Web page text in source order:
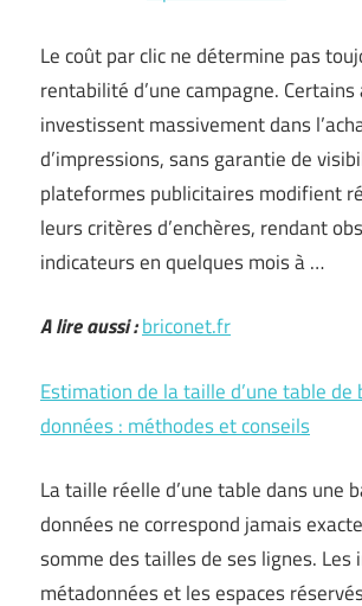
Le coût par clic ne détermine pas
rentabilité d’une campagne.
investissent massivement dans
d’impressions, sans garantie de
plateformes publicitaires modifient
leurs critères d’enchères, rendant
indicateurs en quelques mois à …
A lire aussi :briconet.fr
Estimation de la taille d’une table de
données : méthodes et conseils
La taille réelle d’une table dans une
données ne correspond jamais
somme des tailles de ses lignes. Les
métadonnées et les espaces